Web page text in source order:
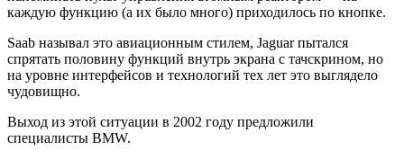
каждую функцию (а их было много) приходилось по кнопке.
Saab называл это авиационным стилем, Jaguar пытался
спрятать половину функций внутрь экрана с тачскрином, но
на уровне интерфейсов и технологий тех лет это выглядело
чудовищно.
Выход из этой ситуации в 2002 году предложили
специалисты BMW.